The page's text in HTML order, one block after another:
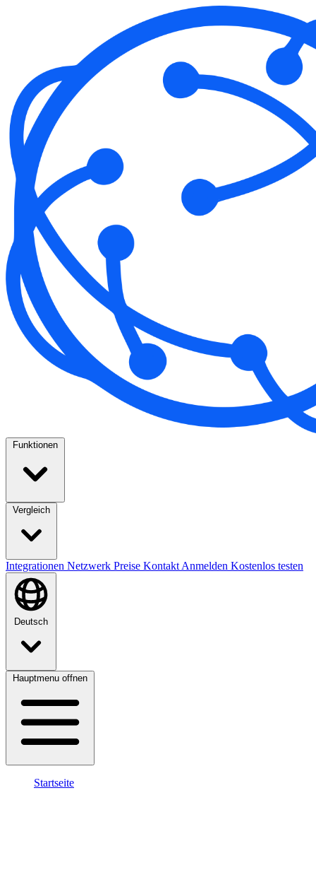
Funktionen
Vergleich
Integrationen Netzwerk Preise Kontakt Anmelden Kostenlos testen
Deutsch
Hauptmenu offnen
Startseite